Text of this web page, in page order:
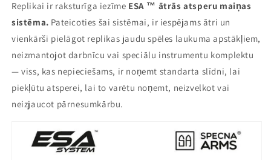
Replikai ir raksturīga iezīme ESA ™ ātrās atsperu maiņas
sistēma. Pateicoties šai sistēmai, ir iespējams ātri un
vienkārši pielāgot replikas jaudu spēles laukuma apstākļiem,
neizmantojot darbnīcu vai speciālu instrumentu komplektu
— viss, kas nepieciešams, ir noņemt standarta slīdni, lai
piekļūtu atsperei, lai to varētu noņemt, neizvelkot vai
neizjaucot pārnesumkārbu.